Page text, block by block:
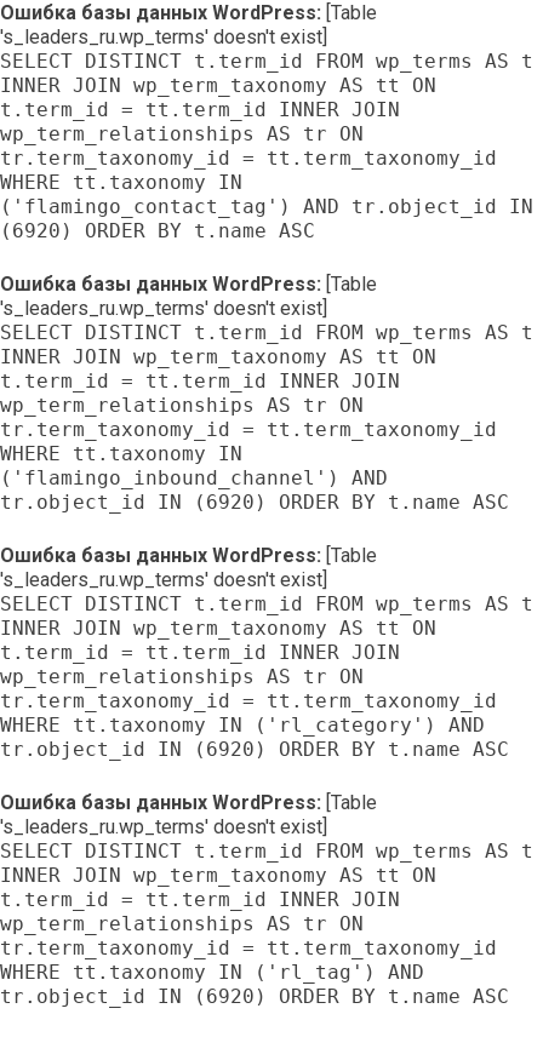
Ошибка базы данных WordPress: [Table
's_leaders_ru.wp_terms' doesn't exist]
SELECT DISTINCT t.term_id FROM wp_terms AS t
INNER JOIN wp_term_taxonomy AS tt ON
t.term_id = tt.term_id INNER JOIN
wp_term_relationships AS tr ON
tr.term_taxonomy_id = tt.term_taxonomy_id
WHERE tt.taxonomy IN
('flamingo_contact_tag') AND tr.object_id IN
(6920) ORDER BY t.name ASC
Ошибка базы данных WordPress: [Table
's_leaders_ru.wp_terms' doesn't exist]
SELECT DISTINCT t.term_id FROM wp_terms AS t
INNER JOIN wp_term_taxonomy AS tt ON
t.term_id = tt.term_id INNER JOIN
wp_term_relationships AS tr ON
tr.term_taxonomy_id = tt.term_taxonomy_id
WHERE tt.taxonomy IN
('flamingo_inbound_channel') AND
tr.object_id IN (6920) ORDER BY t.name ASC
Ошибка базы данных WordPress: [Table
's_leaders_ru.wp_terms' doesn't exist]
SELECT DISTINCT t.term_id FROM wp_terms AS t
INNER JOIN wp_term_taxonomy AS tt ON
t.term_id = tt.term_id INNER JOIN
wp_term_relationships AS tr ON
tr.term_taxonomy_id = tt.term_taxonomy_id
WHERE tt.taxonomy IN ('rl_category') AND
tr.object_id IN (6920) ORDER BY t.name ASC
Ошибка базы данных WordPress: [Table
's_leaders_ru.wp_terms' doesn't exist]
SELECT DISTINCT t.term_id FROM wp_terms AS t
INNER JOIN wp_term_taxonomy AS tt ON
t.term_id = tt.term_id INNER JOIN
wp_term_relationships AS tr ON
tr.term_taxonomy_id = tt.term_taxonomy_id
WHERE tt.taxonomy IN ('rl_tag') AND
tr.object_id IN (6920) ORDER BY t.name ASC